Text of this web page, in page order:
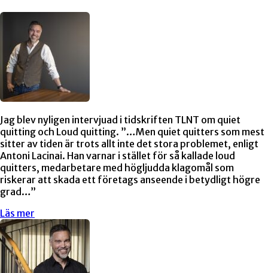
Jag blev nyligen intervjuad i tidskriften TLNT om quiet
quitting och Loud quitting. ”…Men quiet quitters som mest
sitter av tiden är trots allt inte det stora problemet, enligt
Antoni Lacinai. Han varnar i stället för så kallade loud
quitters, medarbetare med högljudda klagomål som
riskerar att skada ett företags anseende i betydligt högre
grad…”
Läs mer